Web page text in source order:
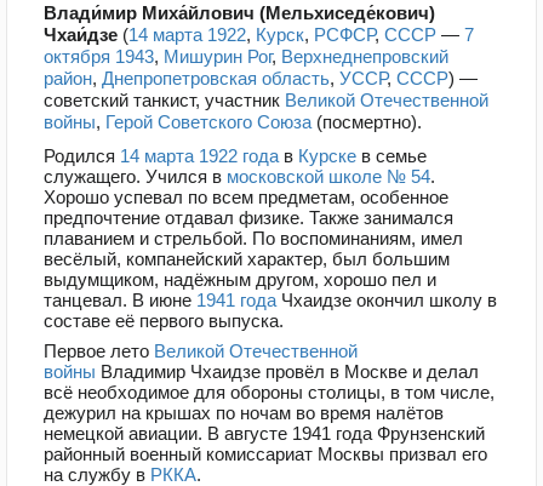
Влади́мир Миха́йлович (Мельхиседе́кович)
Чхаи́дзе (14 марта 1922, Курск, РСФСР, СССР — 7
октября 1943, Мишурин Рог, Верхнеднепровский
район, Днепропетровская область, УССР, СССР) —
советский танкист, участник Великой Отечественной
войны, Герой Советского Союза (посмертно).
Родился 14 марта 1922 года в Курске в семье
служащего. Учился в московской школе № 54.
Хорошо успевал по всем предметам, особенное
предпочтение отдавал физике. Также занимался
плаванием и стрельбой. По воспоминаниям, имел
весёлый, компанейский характер, был большим
выдумщиком, надёжным другом, хорошо пел и
танцевал. В июне 1941 года Чхаидзе окончил школу в
составе её первого выпуска.
Первое лето Великой Отечественной
войны Владимир Чхаидзе провёл в Москве и делал
всё необходимое для обороны столицы, в том числе,
дежурил на крышах по ночам во время налётов
немецкой авиации. В августе 1941 года Фрунзенский
районный военный комиссариат Москвы призвал его
на службу в РККА.